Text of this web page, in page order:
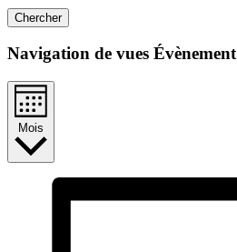
Chercher
Navigation de vues Évènement
Mois